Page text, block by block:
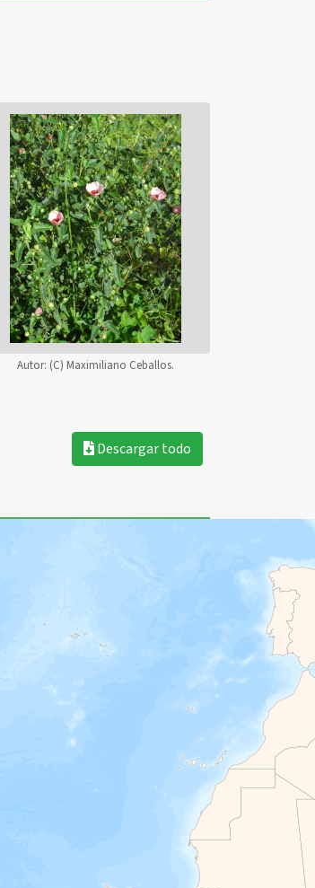
Autor: (C) Maximiliano Ceballos.
Descargar todo